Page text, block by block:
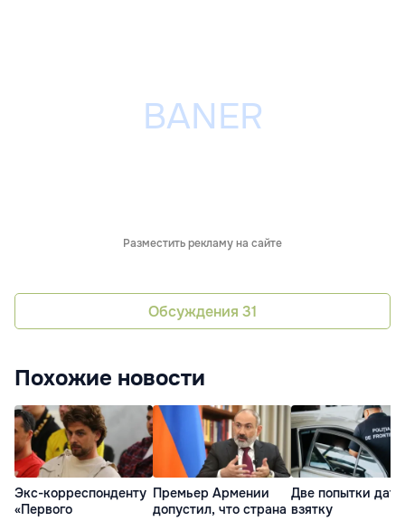
Разместить рекламу на сайте
Обсуждения 31
Похожие новости
Экс-корреспонденту
«Первого
Премьер Армении
допустил, что страна
Две попытки дать
взятку